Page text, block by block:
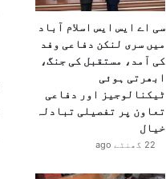
سی اے ایس ایس اسلام آباد
میں سری لنکن دفاعی وفد
کی آمد، مستقبل کی جنگ،
ابھرتی ہوئی
ٹیکنالوجیز اور دفاعی
تعاون پر تفصیلی تبادلہ
خیال
22 گھنٹے ago